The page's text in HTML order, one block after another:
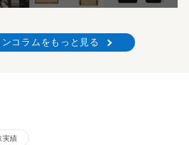
コラムをもっと見る
実績